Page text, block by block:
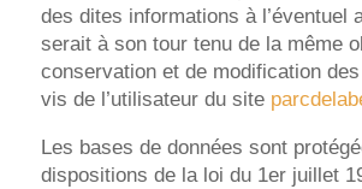
des dites informations à l’éventuel
serait à son tour tenu de la même
conservation et de modification
vis de l’utilisateur du site
Les bases de données sont
dispositions de la loi du 1er juillet